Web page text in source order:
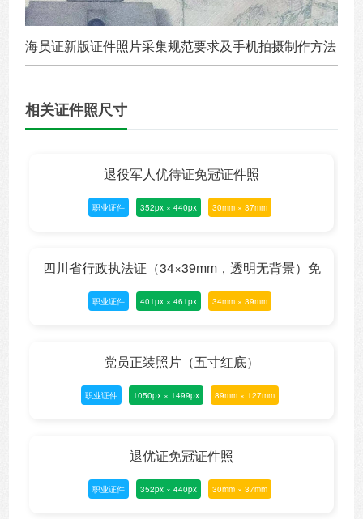
海员证新版证件照片采集规范要求及手机拍摄制作方法
相关证件照尺寸
退役军人优待证免冠证件照
职业证件 352px × 440px 30mm × 37mm
四川省行政执法证（34×39mm，透明无背景）免
冠证件照
职业证件 401px × 461px 34mm × 39mm
党员正装照片（五寸红底）
职业证件 1050px × 1499px 89mm × 127mm
退优证免冠证件照
职业证件 352px × 440px 30mm × 37mm